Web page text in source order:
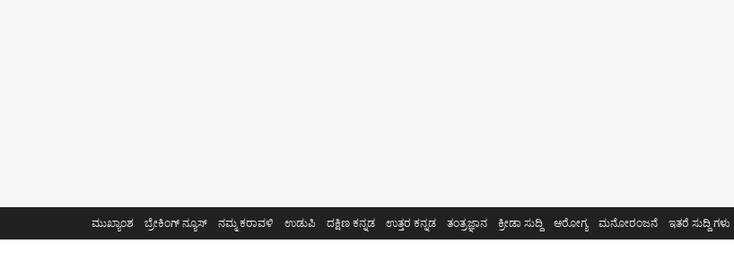
ಮುಖ್ಯಾಂಶ ಬ್ರೇಕಿಂಗ್ ನ್ಯೂಸ್ ನಮ್ಮ ಕರಾವಳಿ ಉಡುಪಿ ದಕ್ಷಿಣ ಕನ್ನಡ ಉತ್ತರ ಕನ್ನಡ ತಂತ್ರಜ್ಞಾನ ಕ್ರೀಡಾ ಸುದ್ದಿ ಆರೋಗ್ಯ ಮನೋರಂಜನೆ ಇತರೆ ಸುದ್ದಿ ಗಳು